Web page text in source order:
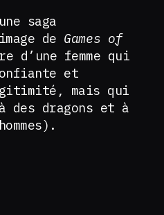
saga
de Games of
d’une femme qui
et
mais qui
des dragons et à